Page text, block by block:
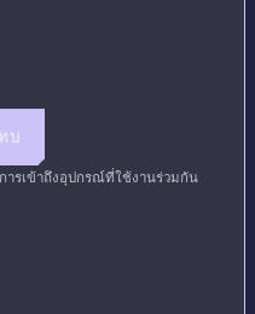
บ
รเข้าถึงอุปกรณ์ที่ใช้งานร่วมกัน